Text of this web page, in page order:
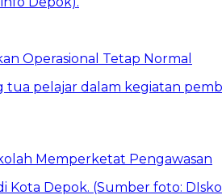
Operasional Tetap Normal
Memperketat Pengawasan